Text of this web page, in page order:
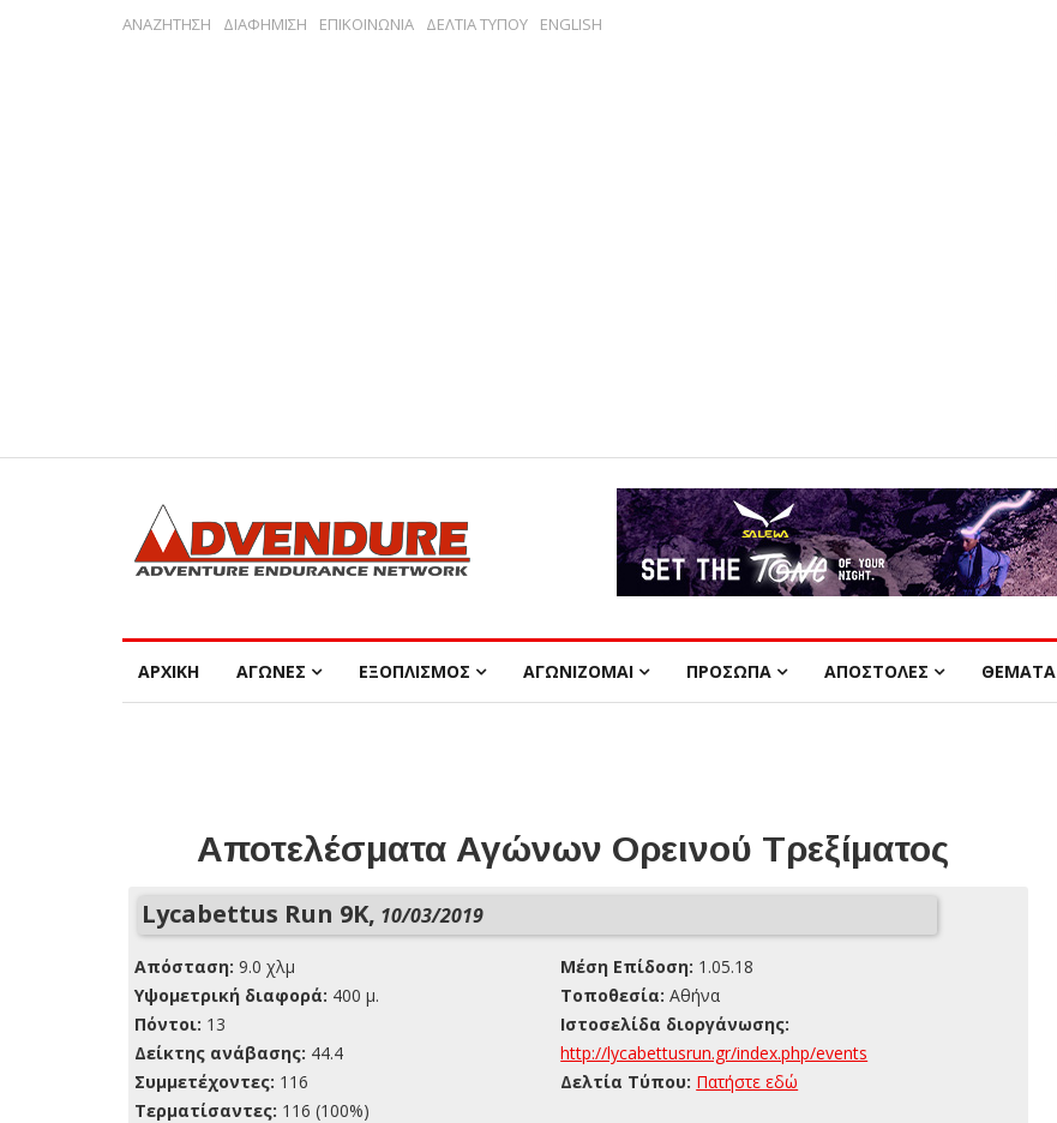
ΑΝΑΖΗΤΗΣΗ ΔΙΑΦΗΜΙΣΗ ΕΠΙΚΟΙΝΩΝΙΑ ΔΕΛΤΙΑ ΤΥΠΟΥ ENGLISH
ΑΡΧΙΚΗ ΑΓΩΝΕΣ ΕΞΟΠΛΙΣΜΟΣ ΑΓΩΝΙΖΟΜΑΙ ΠΡΟΣΩΠΑ ΑΠΟΣΤΟΛΕΣ ΘΕΜΑΤΑ
Αποτελέσματα Αγώνων Ορεινού Τρεξίματος
Lycabettus Run 9K, 10/03/2019
Απόσταση: 9.0 χλμ
Yψομετρική διαφορά: 400 μ.
Πόντοι: 13
Δείκτης ανάβασης: 44.4
Συμμετέχοντες: 116
Τερματίσαντες: 116 (100%)
Μέση Επίδοση: 1.05.18
Τοποθεσία: Αθήνα
Ιστοσελίδα διοργάνωσης:
http://lycabettusrun.gr/index.php/events
Δελτία Τύπου: Πατήστε εδώ